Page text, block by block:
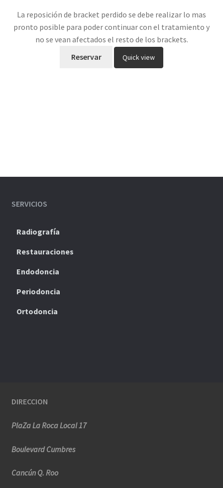
La reposición de bracket perdido se debe realizar lo mas
pronto posible para poder continuar con el tratamiento y
no se vean afectados el resto de los brackets.
Reservar
Quick view
SERVICIOS
Radiografía
Restauraciones
Endodoncia
Periodoncia
Ortodoncia
DIRECCION
PlaZa La Roca Local 17
Boulevard Cumbres
Cancún Q. Roo